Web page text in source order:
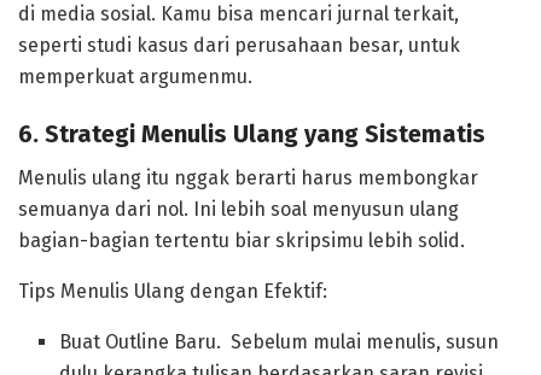
di media sosial. Kamu bisa mencari jurnal terkait,
seperti studi kasus dari perusahaan besar, untuk
memperkuat argumenmu.
6. Strategi Menulis Ulang yang Sistematis
Menulis ulang itu nggak berarti harus membongkar
semuanya dari nol. Ini lebih soal menyusun ulang
bagian-bagian tertentu biar skripsimu lebih solid.
Tips Menulis Ulang dengan Efektif:
Buat Outline Baru. Sebelum mulai menulis, susun